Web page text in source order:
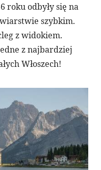
roku odbyły się na
szybkim.
z widokiem.
z najbardziej
Włoszech!